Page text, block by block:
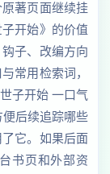
著页面继续挂
开始》的价值
子、改编方向
常用检索词，
子开始 一口气
后续追踪哪些
它。如果后面
书页和外部资